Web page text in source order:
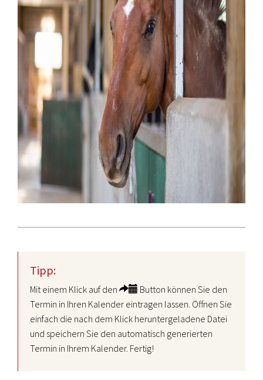
Tipp:
Mit einem Klick auf den
Button können Sie den
Termin in Ihren Kalender eintragen lassen. Öffnen Sie
einfach die nach dem Klick heruntergeladene Datei
und speichern Sie den automatisch generierten
Termin in Ihrem Kalender. Fertig!